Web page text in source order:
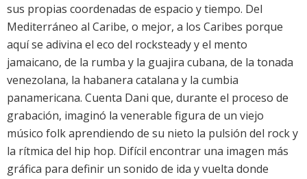
sus propias coordenadas de espacio y tiempo. Del
Mediterráneo al Caribe, o mejor, a los Caribes porque
aquí se adivina el eco del rocksteady y el mento
jamaicano, de la rumba y la guajira cubana, de la tonada
venezolana, la habanera catalana y la cumbia
panamericana. Cuenta Dani que, durante el proceso de
grabación, imaginó la venerable figura de un viejo
músico folk aprendiendo de su nieto la pulsión del rock y
la rítmica del hip hop. Difícil encontrar una imagen más
gráfica para definir un sonido de ida y vuelta donde